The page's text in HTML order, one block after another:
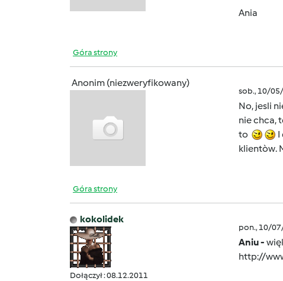
Ania
Góra strony
Anonim (niezweryfikowany)
sob., 10/
No, jesli
nie chca,
to
I
klientòw.
Góra strony
kokolidek
Dołączył : 08.12.2011
pon., 10/
Aniu -
http://